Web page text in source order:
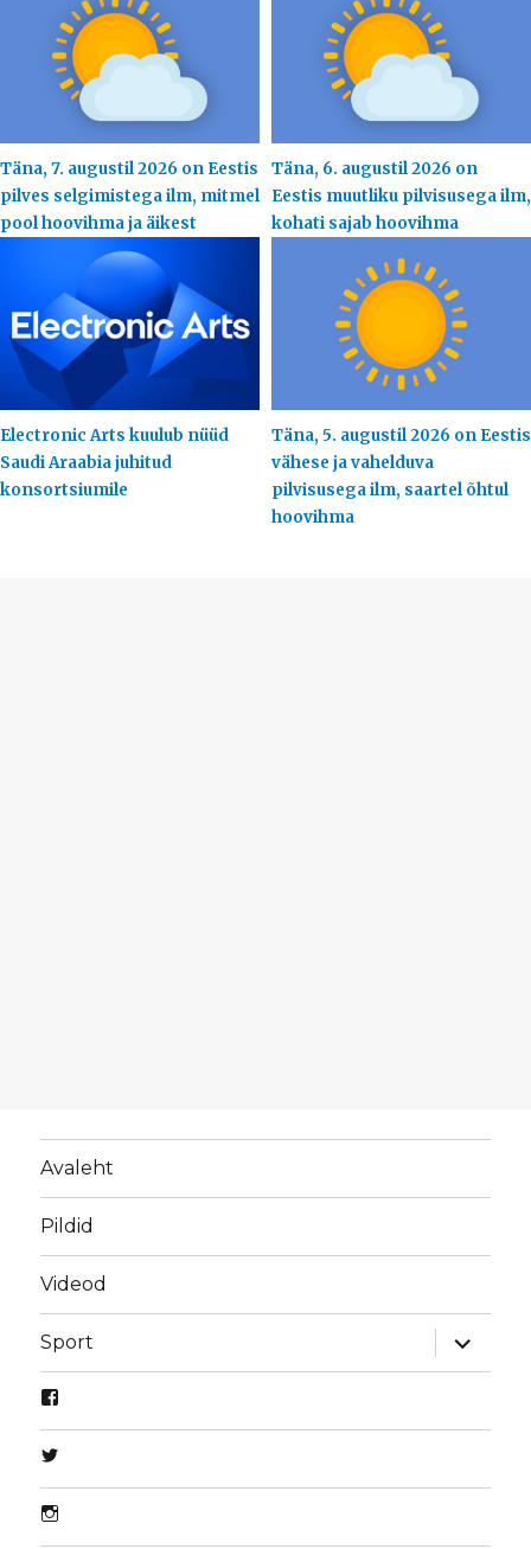
Täna, 7. augustil 2026 on Eestis
pilves selgimistega ilm, mitmel
pool hoovihma ja äikest
Täna, 6. augustil 2026 on
Eestis muutliku pilvisusega ilm,
kohati sajab hoovihma
Electronic Arts kuulub nüüd
Saudi Araabia juhitud
konsortsiumile
Täna, 5. augustil 2026 on Eestis
vähese ja vahelduva
pilvisusega ilm, saartel õhtul
hoovihma
Avaleht
Pildid
Videod
Sport
laienda